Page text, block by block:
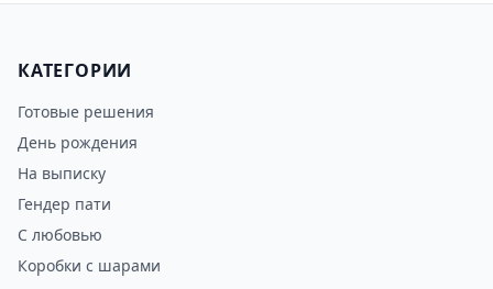
КАТЕГОРИИ
Готовые решения
День рождения
На выписку
Гендер пати
С любовью
Коробки с шарами